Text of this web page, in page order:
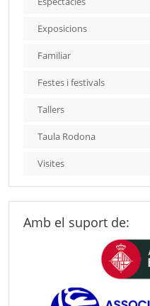
Exposicions
Familiar
Festes i festivals
Tallers
Taula Rodona
Visites
Amb el suport de: